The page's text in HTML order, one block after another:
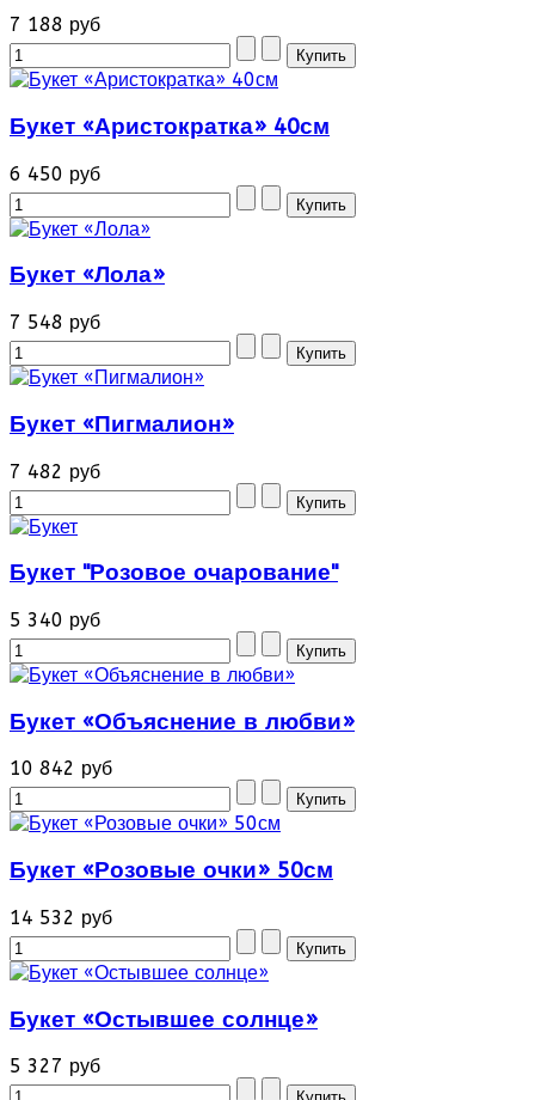
7 188 руб
Букет «Аристократка» 40см
6 450 руб
Букет «Лола»
7 548 руб
Букет «Пигмалион»
7 482 руб
Букет "Розовое очарование"
5 340 руб
Букет «Объяснение в любви»
10 842 руб
Букет «Розовые очки» 50см
14 532 руб
Букет «Остывшее солнце»
5 327 руб